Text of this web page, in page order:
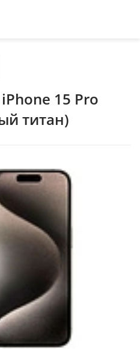
15 Pro
титан)